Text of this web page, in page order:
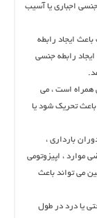
اجباری یا آسیب
ایجاد رابطه
رابطه جنسی
همراه است ، می
تحریک شود یا
بارداری ،
موارد ، اپیزوتومی
می تواند باعث
یا درد در طول